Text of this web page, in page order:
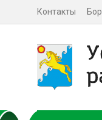
Контакты